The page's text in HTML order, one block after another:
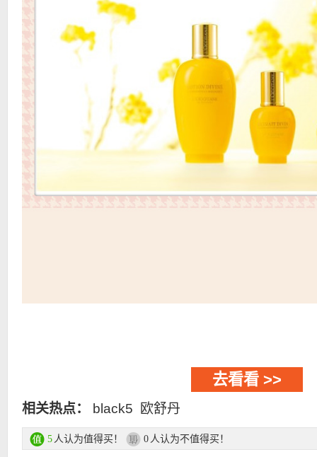
去看看 >>
相关热点： black5 欧舒丹
5 人认为值得买！ 0 人认为不值得买！